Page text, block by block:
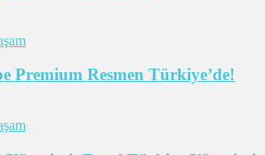
Premium Resmen Türkiye’de!